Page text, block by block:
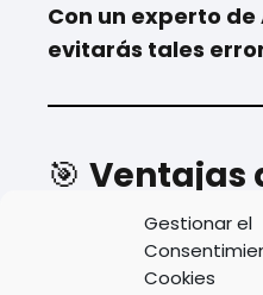
Gestionar el
Cookies
Con un experto
evitarás tales
🎯 Ventajas
Declaración